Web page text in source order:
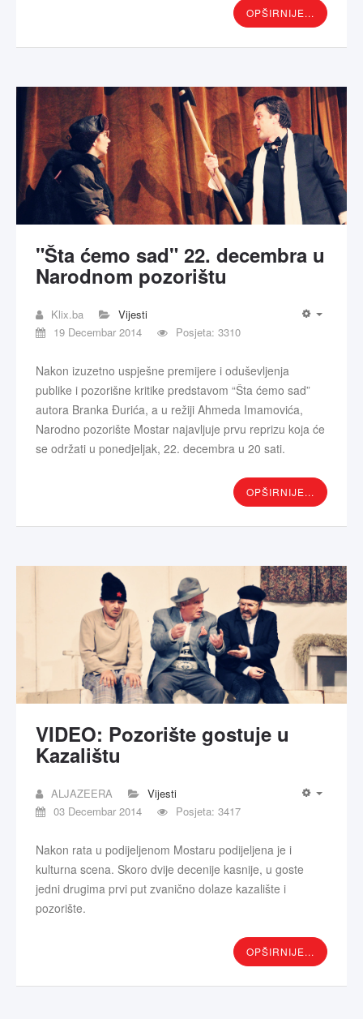
OPŠIRNIJE...
"Šta ćemo sad" 22. decembra u
Narodnom pozorištu
Klix.ba
Vijesti
19 Decembar 2014
Posjeta: 3310
Nakon izuzetno uspješne premijere i oduševljenja
publike i pozorišne kritike predstavom “Šta ćemo sad”
autora Branka Đurića, a u režiji Ahmeda Imamovića,
Narodno pozorište Mostar najavljuje prvu reprizu koja će
se održati u ponedjeljak, 22. decembra u 20 sati.
OPŠIRNIJE...
VIDEO: Pozorište gostuje u
Kazalištu
ALJAZEERA
Vijesti
03 Decembar 2014
Posjeta: 3417
Nakon rata u podijeljenom Mostaru podijeljena je i
kulturna scena. Skoro dvije decenije kasnije, u goste
jedni drugima prvi put zvanično dolaze kazalište i
pozorište.
OPŠIRNIJE...